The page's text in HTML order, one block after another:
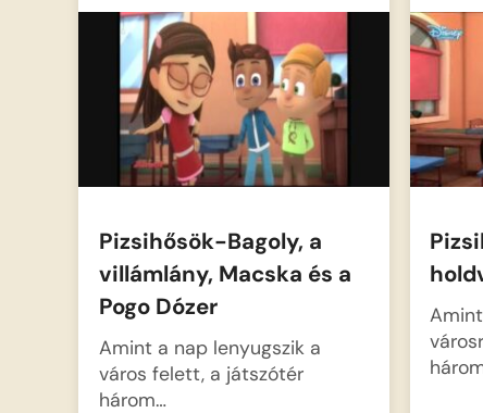
Pizsihősök-Bagoly, a
villámlány, Macska és a
Pogo Dózer
Amint a nap lenyugszik a
város felett, a játszótér
három…